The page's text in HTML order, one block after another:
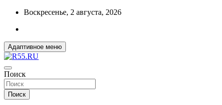
Перейти
содержимому
Воскресенье, 2 августа, 2026
Адаптивное меню
R55.RU
ДОБРЫЕ ВЕСТИ ИЗ ОМСКА
Поиск
Поиск